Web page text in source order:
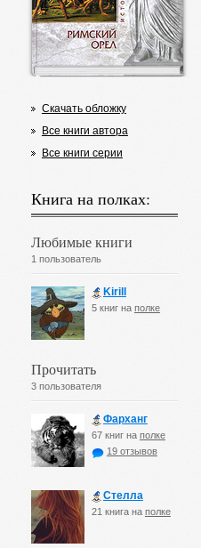
Скачать обложку
Все книги автора
Все книги серии
Книга на полках:
Любимые книги
1 пользователь
Kirill
5 книг на полке
Прочитать
3 пользователя
Фарханг
67 книг на полке
19 отзывов
Стелла
21 книга на полке